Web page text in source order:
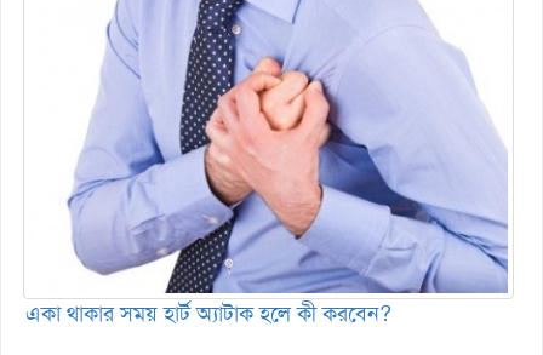
একা থাকার সময় হার্ট অ্যাটাক হলে কী করবেন?